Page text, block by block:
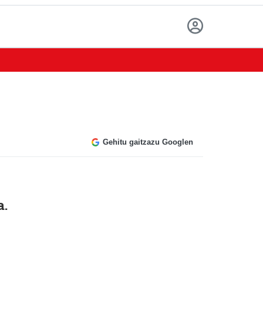
Gehitu gaitzazu Googlen